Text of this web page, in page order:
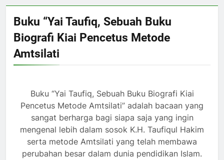
Buku “Yai Taufiq, Sebuah Buku
Biografi Kiai Pencetus Metode
Amtsilati
Buku “Yai Taufiq, Sebuah Buku Biografi Kiai
Pencetus Metode Amtsilati” adalah bacaan yang
sangat berharga bagi siapa saja yang ingin
mengenal lebih dalam sosok K.H. Taufiqul Hakim
serta metode Amtsilati yang telah membawa
perubahan besar dalam dunia pendidikan Islam.